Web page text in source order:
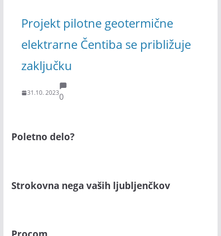
Projekt pilotne geotermične
elektrarne Čentiba se približuje
zaključku
31.10. 20230
Poletno delo?
Strokovna nega vaših ljubljenčkov